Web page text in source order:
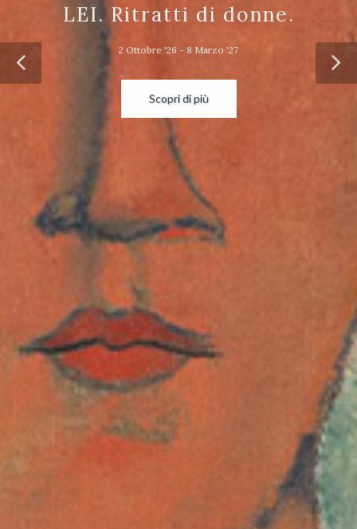
LEI. Ritratti di donne.
2 Ottobre '26 - 8 Marzo '27
Scopri di più